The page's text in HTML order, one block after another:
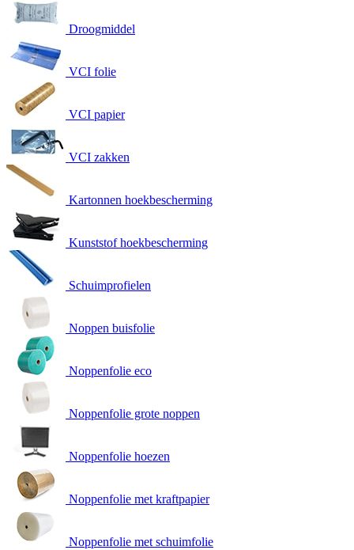
Droogmiddel
VCI folie
VCI papier
VCI zakken
Kartonnen hoekbescherming
Kunststof hoekbescherming
Schuimprofielen
Noppen buisfolie
Noppenfolie eco
Noppenfolie grote noppen
Noppenfolie hoezen
Noppenfolie met kraftpapier
Noppenfolie met schuimfolie